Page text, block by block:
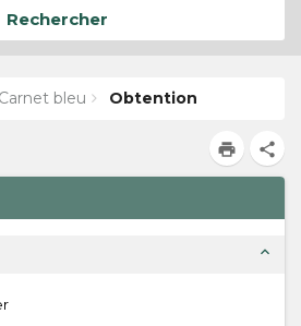
Rechercher
Carnet bleu Obtention
print share
expand_less